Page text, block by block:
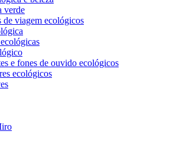
verde
de viagem ecológicos
e fones de ouvido ecológicos
ecológicos